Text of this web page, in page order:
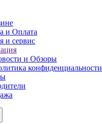
и Оплата
и сервис
и Обзоры
конфиденциальности